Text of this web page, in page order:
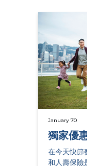
January 70
獨家優
在今天快節
和人壽保險